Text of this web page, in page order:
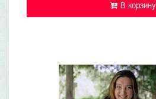
В корзину